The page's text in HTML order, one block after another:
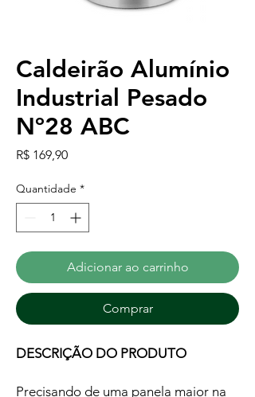
Caldeirão Alumínio
Industrial Pesado
Nº28 ABC
R$ 169,90Preço
Quantidade *
Adicionar ao carrinho
Comprar
DESCRIÇÃO DO PRODUTO
Precisando de uma panela maior na